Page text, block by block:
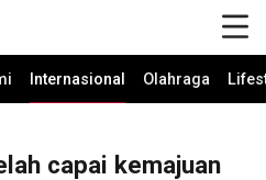
Internasional Olahraga
capai kemajuan